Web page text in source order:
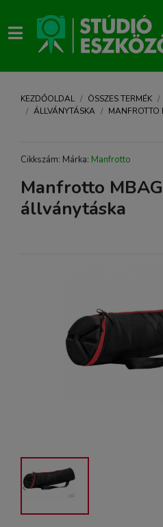
KEZDŐOLDAL ÖSSZES TERMÉK
ÁLLVÁNYTÁSKA
MANFROTTO
Cikkszám: Márka: Manfrotto
Manfrotto
állványtáska